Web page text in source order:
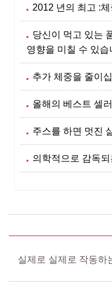
2012 년의 최고 :
당신이 먹고 있는
영향을 미칠 수 있습
추가 체중을 줄이
올해의 베스트 셀
주스를 하면 멋진
의학적으로 감독되
실제로 실제로 작동하